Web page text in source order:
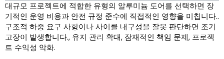
대규모 프로젝트에 적합한 유형의 알루미늄 도어를 선택하면 장
기적인 운영 비용과 안전 규정 준수에 직접적인 영향을 미칩니다..
구조적 하중 요구 사항이나 사이클 내구성을 잘못 판단하면 조기
고장이 발생합니다., 유지 관리 확대, 잠재적인 책임 문제, 프로젝
트 수익성 악화.